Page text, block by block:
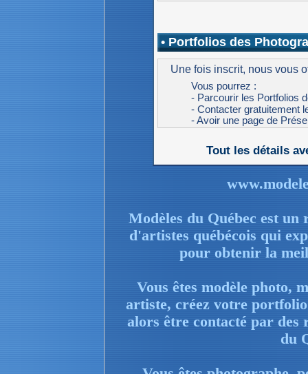
• Portfolios des
Une fois inscrit, nous vous
Vous pourrez :
- Parcourir les Portfolios
- Contacter gratuitement
- Avoir une page de
Tout les détails
Modèles du Québec est
d'artistes québécois qui
pour obtenir la
Vous êtes modèle photo,
artiste, créez votre
alors être contacté par
du